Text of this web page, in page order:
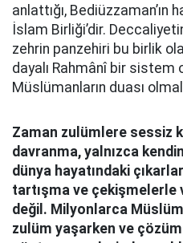
anlattığı,
İslam Birliği’dir.
zehrin panzehiri bu birlik
dayalı Rahmânî bir sistem
Müslümanların duası
Zaman zulümlere sessiz
davranma, yalnızca
dünya hayatındaki
tartışma ve çekişmelerle
değil. Milyonlarca
zulüm yaşarken ve